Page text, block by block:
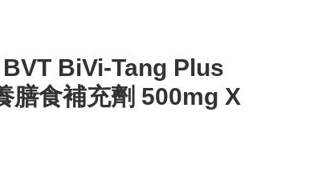
BiVi-Tang Plus
膳食補充劑 500mg X